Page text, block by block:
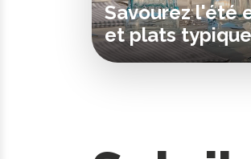
Savourez l'été
et plats